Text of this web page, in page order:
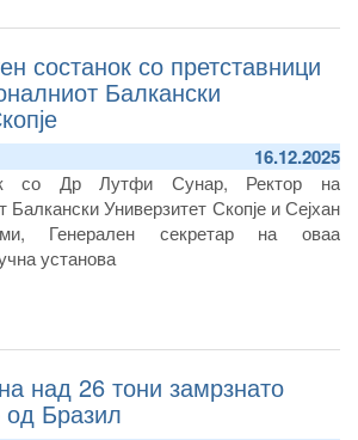
состанок со претставници
Балкански
16.12.2025
со Др Лутфи Сунар, Ректор на
Балкански Универзитет Скопје и Сејхан
Генерален секретар на оваа
установа
над 26 тони замрзнато
Бразил